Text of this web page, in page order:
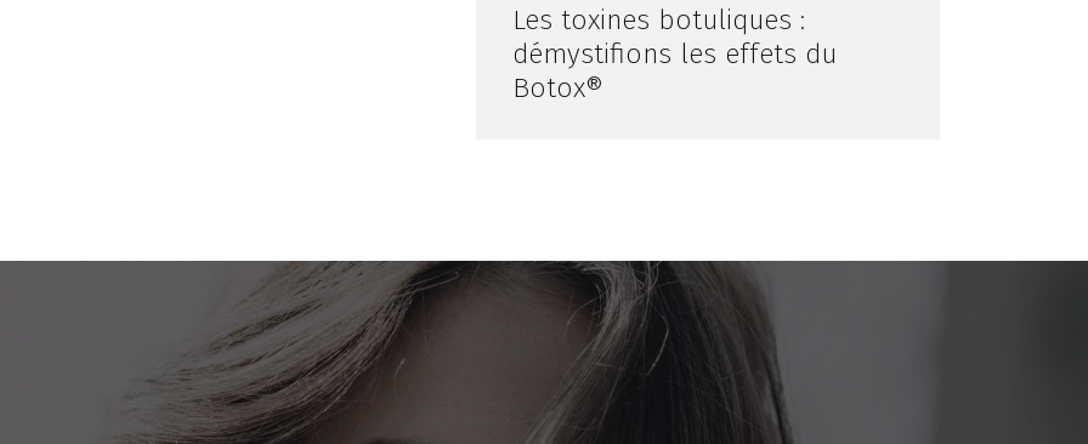
Les toxines botuliques :
démystifions les effets du
Botox®